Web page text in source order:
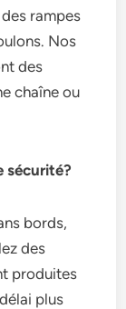
rampes
Nos
des
chaîne ou
sécurité?
bords,
des
produites
plus